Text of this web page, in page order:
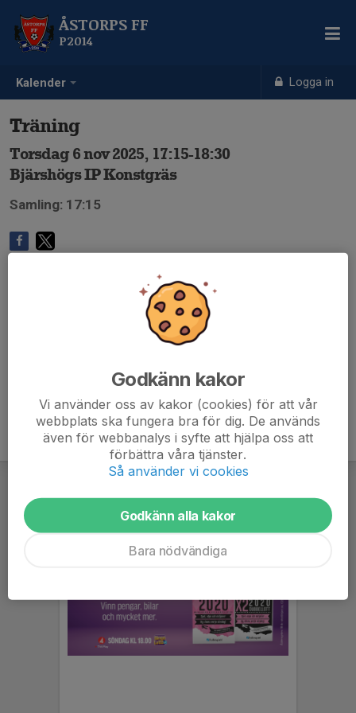
Kalender Logga in
ÅSTORPS FF
P2014
Träning
Torsdag 6 nov 2025, 17:15-18:30
Bjärshögs IP Konstgräs
Samling: 17:15
Godkänn kakor
Vi använder oss av kakor (cookies) för att vår
webbplats ska fungera bra för dig. De används
även för webbanalys i syfte att hjälpa oss att
förbättra våra tjänster.
Så använder vi cookies
Godkänn alla kakor
Bara nödvändiga